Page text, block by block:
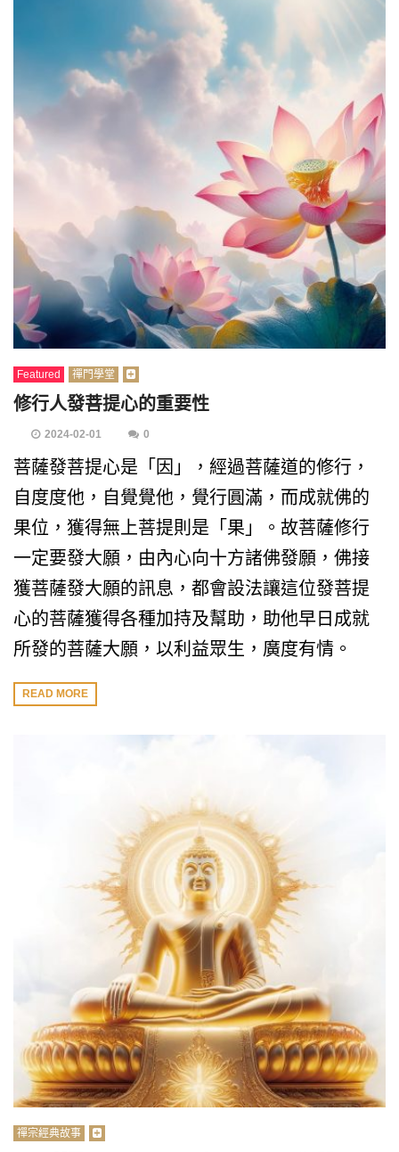
Featured 禪門學堂
修行人發菩提心的重要性
2024-02-01 0
菩薩發菩提心是「因」，經過菩薩道的修行，
自度度他，自覺覺他，覺行圓滿，而成就佛的
果位，獲得無上菩提則是「果」。故菩薩修行
一定要發大願，由內心向十方諸佛發願，佛接
獲菩薩發大願的訊息，都會設法讓這位發菩提
心的菩薩獲得各種加持及幫助，助他早日成就
所發的菩薩大願，以利益眾生，廣度有情。
READ MORE
禪宗經典故事